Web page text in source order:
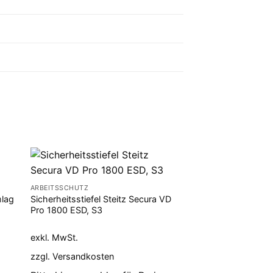
ARBEITSSCHUTZ
Sicherheitsstiefel Steitz Secura VD
Pro 1800 ESD, S3
exkl. MwSt.
zzgl. Versandkosten